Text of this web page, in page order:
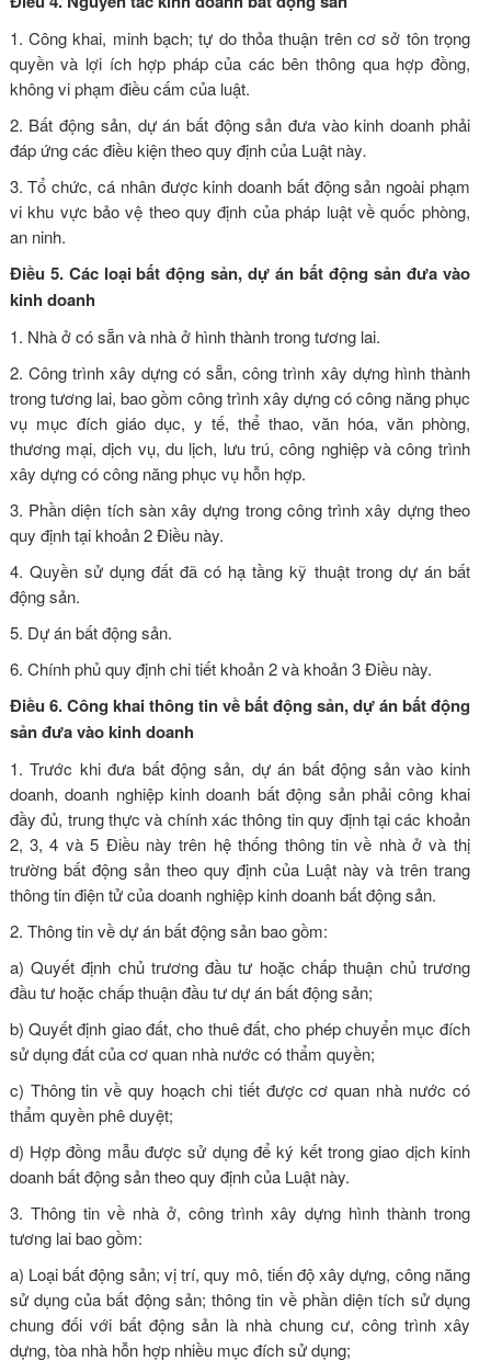
1. Công khai, minh bạch; tự do thỏa thuận trên cơ sở tôn trọng
quyền và lợi ích hợp pháp của các bên thông qua hợp đồng,
không vi phạm điều cấm của luật.
2. Bất động sản, dự án bất động sản đưa vào kinh doanh phải
đáp ứng các điều kiện theo quy định của Luật này.
3. Tổ chức, cá nhân được kinh doanh bất động sản ngoài phạm
vi khu vực bảo vệ theo quy định của pháp luật về quốc phòng,
an ninh.
Điều 5. Các loại bất động sản, dự án bất động sản đưa vào
kinh doanh
1. Nhà ở có sẵn và nhà ở hình thành trong tương lai.
2. Công trình xây dựng có sẵn, công trình xây dựng hình thành
trong tương lai, bao gồm công trình xây dựng có công năng phục
vụ mục đích giáo dục, y tế, thể thao, văn hóa, văn phòng,
thương mại, dịch vụ, du lịch, lưu trú, công nghiệp và công trình
xây dựng có công năng phục vụ hỗn hợp.
3. Phần diện tích sàn xây dựng trong công trình xây dựng theo
quy định tại khoản 2 Điều này.
4. Quyền sử dụng đất đã có hạ tầng kỹ thuật trong dự án bất
động sản.
5. Dự án bất động sản.
6. Chính phủ quy định chi tiết khoản 2 và khoản 3 Điều này.
Điều 6. Công khai thông tin về bất động sản, dự án bất động
sản đưa vào kinh doanh
1. Trước khi đưa bất động sản, dự án bất động sản vào kinh
doanh, doanh nghiệp kinh doanh bất động sản phải công khai
đầy đủ, trung thực và chính xác thông tin quy định tại các khoản
2, 3, 4 và 5 Điều này trên hệ thống thông tin về nhà ở và thị
trường bất động sản theo quy định của Luật này và trên trang
thông tin điện tử của doanh nghiệp kinh doanh bất động sản.
2. Thông tin về dự án bất động sản bao gồm:
a) Quyết định chủ trương đầu tư hoặc chấp thuận chủ trương
đầu tư hoặc chấp thuận đầu tư dự án bất động sản;
b) Quyết định giao đất, cho thuê đất, cho phép chuyển mục đích
sử dụng đất của cơ quan nhà nước có thẩm quyền;
c) Thông tin về quy hoạch chi tiết được cơ quan nhà nước có
thẩm quyền phê duyệt;
d) Hợp đồng mẫu được sử dụng để ký kết trong giao dịch kinh
doanh bất động sản theo quy định của Luật này.
3. Thông tin về nhà ở, công trình xây dựng hình thành trong
tương lai bao gồm:
a) Loại bất động sản; vị trí, quy mô, tiến độ xây dựng, công năng
sử dụng của bất động sản; thông tin về phần diện tích sử dụng
chung đối với bất động sản là nhà chung cư, công trình xây
dựng, tòa nhà hỗn hợp nhiều mục đích sử dụng;